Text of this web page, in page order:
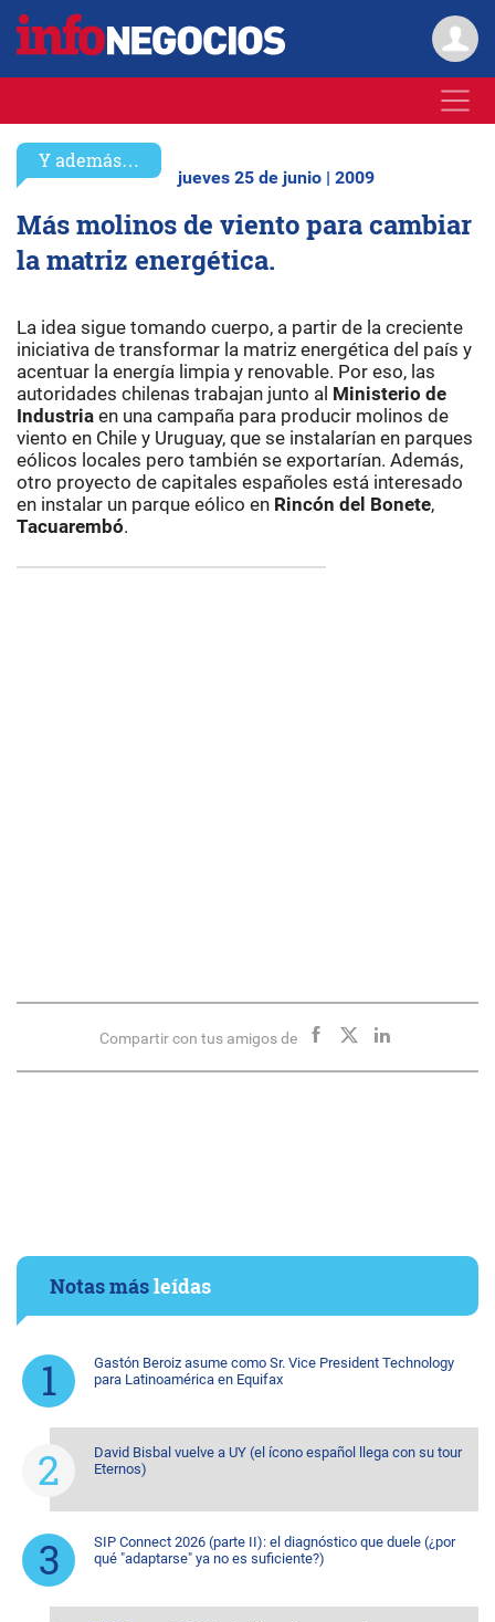
Y además…
jueves 25 de junio | 2009
Más molinos de viento para cambiar
la matriz energética.
La idea sigue tomando cuerpo, a partir de la creciente
iniciativa de transformar la matriz energética del país y
acentuar la energía limpia y renovable. Por eso, las
autoridades chilenas trabajan junto al Ministerio de
Industria en una campaña para producir molinos de
viento en Chile y Uruguay, que se instalarían en parques
eólicos locales pero también se exportarían. Además,
otro proyecto de capitales españoles está interesado
en instalar un parque eólico en Rincón del Bonete,
Tacuarembó.
Compartir con tus amigos de
Notas másleídas
Gastón Beroiz asume como Sr. Vice President Technology
para Latinoamérica en Equifax
David Bisbal vuelve a UY (el ícono español llega con su tour
Eternos)
SIP Connect 2026 (parte II): el diagnóstico que duele (¿por
qué "adaptarse" ya no es suficiente?)